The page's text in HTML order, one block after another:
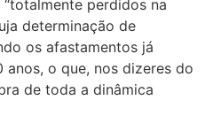
perdidos na
determinação de
os afastamentos já
o que, nos dizeres do
de toda a dinâmica